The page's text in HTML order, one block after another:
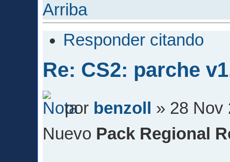
Arriba
Responder citando
Re: CS2: parche
por benzoll
» 28 Nov
Nuevo Pack Regional